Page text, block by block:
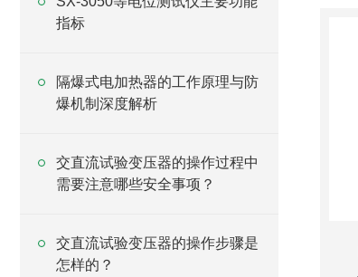
指标
隔爆式电加热器的工作原理与防
爆机制深度解析
交直流试验变压器的操作过程中
需要注意哪些安全事项？
交直流试验变压器的操作步骤是
怎样的？